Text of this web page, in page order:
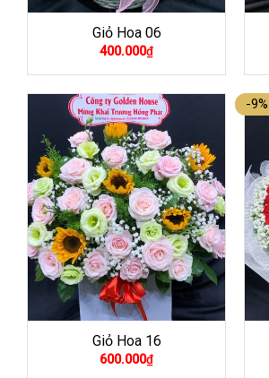
Giỏ Hoa 06
400.000₫
Giỏ Hoa 16
600.000₫
-9%